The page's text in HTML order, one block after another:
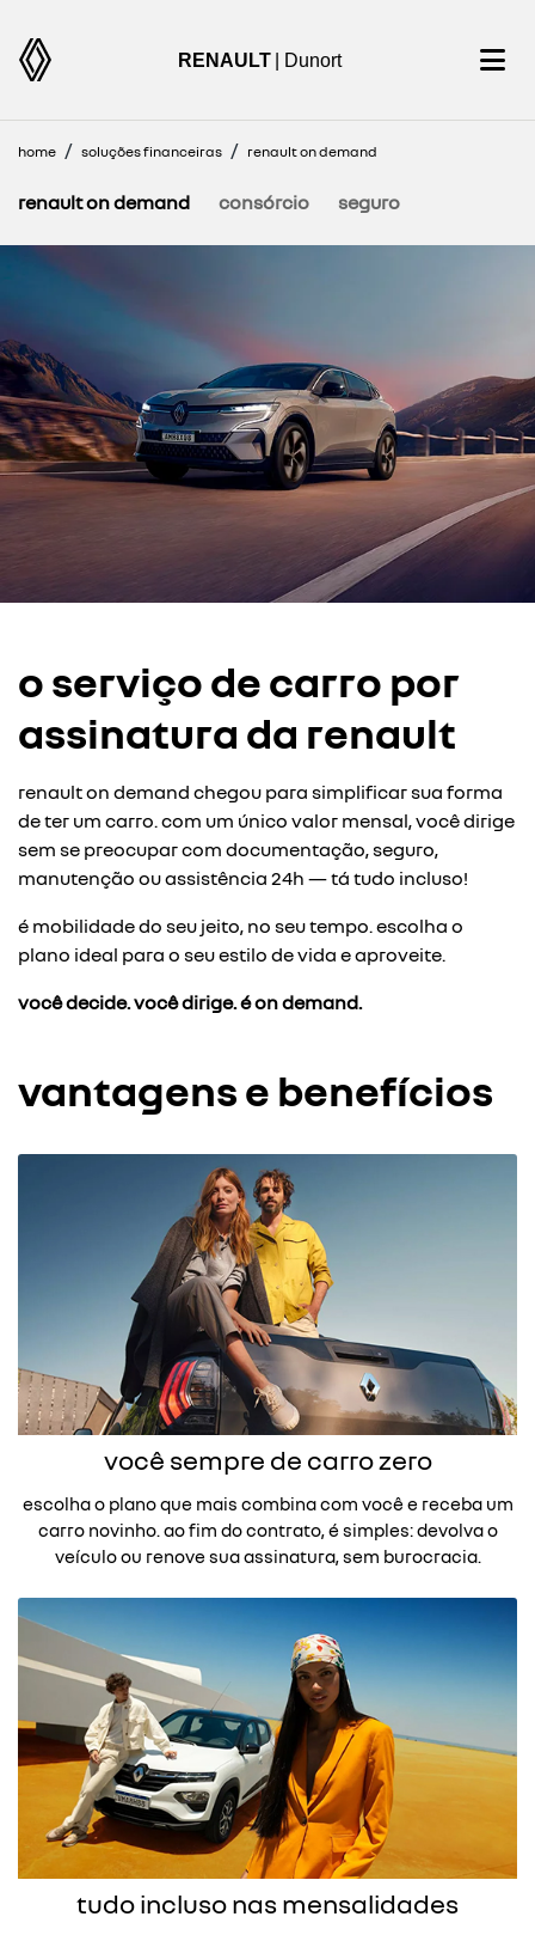
RENAULT | Dunort
home soluções financeiras renault on demand
consórcio seguro
renault on demand
o serviço de carro por
assinatura da renault
renault on demand chegou para simplificar sua forma
de ter um carro. com um único valor mensal, você dirige
sem se preocupar com documentação, seguro,
manutenção ou assistência 24h — tá tudo incluso!
é mobilidade do seu jeito, no seu tempo. escolha o
plano ideal para o seu estilo de vida e aproveite.
você decide. você dirige. é on demand.
vantagens e benefícios
você sempre de carro zero
escolha o plano que mais combina com você e receba um
carro novinho. ao fim do contrato, é simples: devolva o
veículo ou renove sua assinatura, sem burocracia.
tudo incluso nas mensalidades